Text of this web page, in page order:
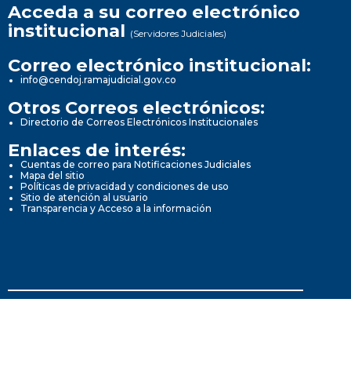
Acceda a su correo electrónico
institucional (Servidores Judiciales)
Correo electrónico institucional:
info@cendoj.ramajudicial.gov.co
Otros Correos electrónicos:
Directorio de Correos Electrónicos Institucionales
Enlaces de interés:
Cuentas de correo para Notificaciones Judiciales
Mapa del sitio
Políticas de privacidad y condiciones de uso
Sitio de atención al usuario
Transparencia y Acceso a la información